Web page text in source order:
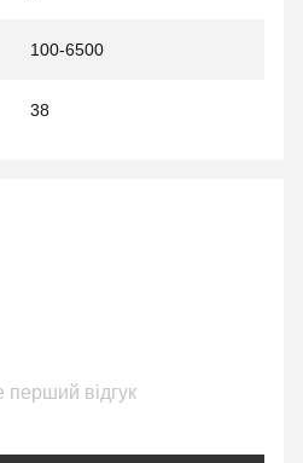
100-6500
38
перший відгук